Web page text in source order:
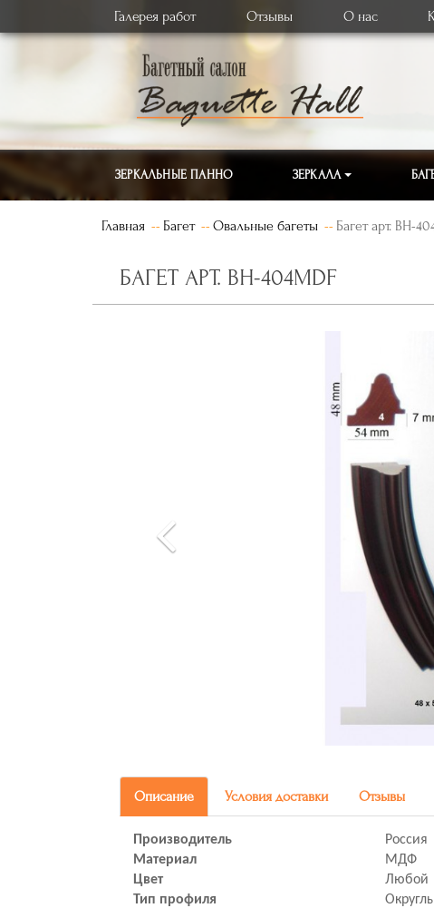
Галерея работ Отзывы О нас
ЗЕРКАЛЬНЫЕ ПАННО ЗЕРКАЛА
Главная Багет Овальные багеты Багет арт. BH-
БАГЕТ АРТ. BH-404MDF
Описание Условия доставки Отзывы
Производитель
Россия
Материал
МДФ
Цвет
Любой
Тип профиля